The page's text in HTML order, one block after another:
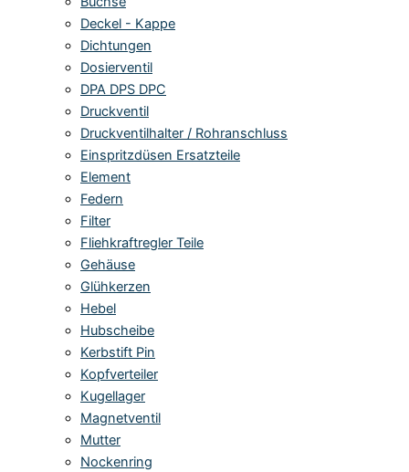
Deckel - Kappe
Dichtungen
Dosierventil
DPA DPS DPC
Druckventil
Druckventilhalter / Rohranschluss
Einspritzdüsen Ersatzteile
Element
Federn
Filter
Fliehkraftregler Teile
Gehäuse
Glühkerzen
Hebel
Hubscheibe
Kerbstift Pin
Kopfverteiler
Kugellager
Magnetventil
Mutter
Nockenring